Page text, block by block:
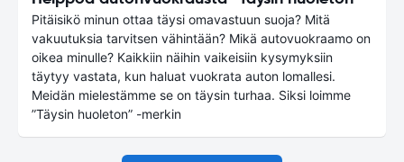
Pitäisikö minun ottaa täysi omavastuun suoja? Mitä
vakuutuksia tarvitsen vähintään? Mikä autovuokraamo on
oikea minulle? Kaikkiin näihin vaikeisiin kysymyksiin
täytyy vastata, kun haluat vuokrata auton lomallesi.
Meidän mielestämme se on täysin turhaa. Siksi loimme
”Täysin huoleton” -merkin